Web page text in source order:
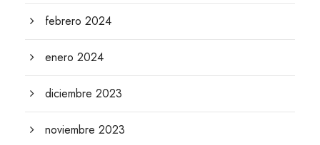
febrero 2024
enero 2024
diciembre 2023
noviembre 2023